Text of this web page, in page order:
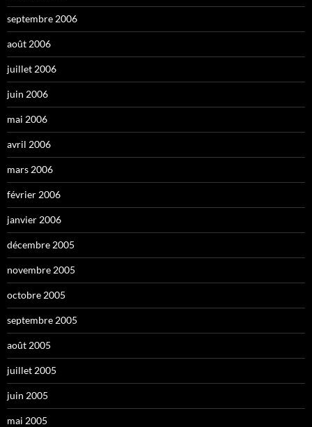
septembre 2006
août 2006
juillet 2006
juin 2006
mai 2006
avril 2006
mars 2006
février 2006
janvier 2006
décembre 2005
novembre 2005
octobre 2005
septembre 2005
août 2005
juillet 2005
juin 2005
mai 2005